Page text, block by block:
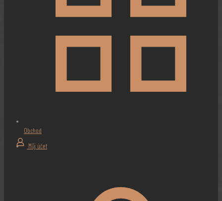
Obchod
Můj účet